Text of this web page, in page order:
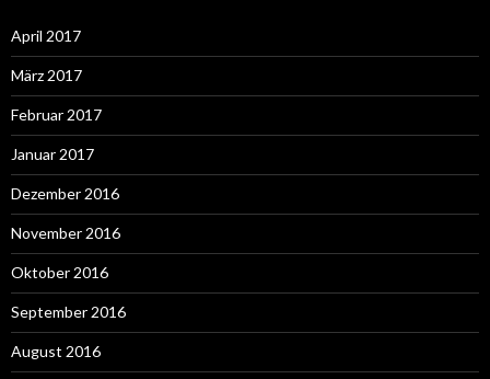
April 2017
März 2017
Februar 2017
Januar 2017
Dezember 2016
November 2016
Oktober 2016
September 2016
August 2016